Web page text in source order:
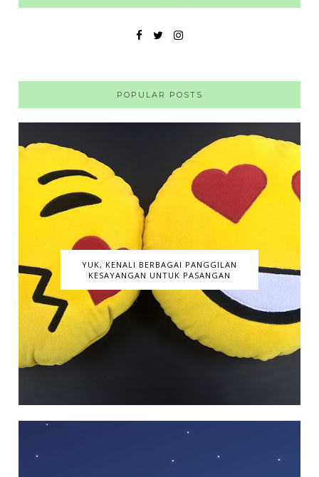
POPULAR POSTS
YUK, KENALI BERBAGAI PANGGILAN
KESAYANGAN UNTUK PASANGAN